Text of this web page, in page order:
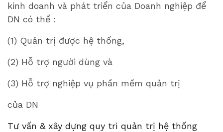
kinh doanh và phát triển của Doanh nghiệp để
DN có thể :
(1) Quản trị được hệ thống,
(2) Hỗ trợ người dùng và
(3) Hỗ trợ nghiệp vụ phần mềm quản trị
của DN
Tư vấn & xây dựng quy trì quản trị hệ thống